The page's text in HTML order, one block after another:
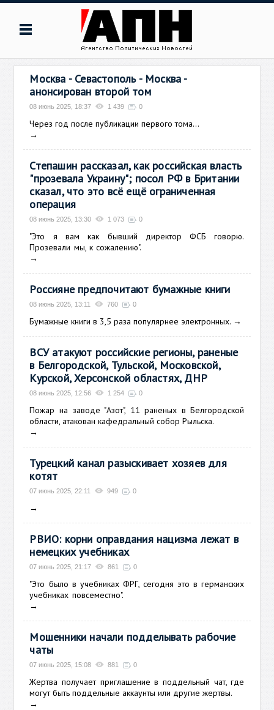
Москва - Севастополь - Москва -
анонсирован второй том
08 июнь 2025, 18:37 1 439 0
Через год после публикации первого тома...
→
Степашин рассказал, как российская власть
"прозевала Украину"; посол РФ в Британии
сказал, что это всё ещё ограниченная
операция
08 июнь 2025, 13:30 1 073 0
"Это я вам как бывший директор ФСБ говорю.
Прозевали мы, к сожалению".
→
Россияне предпочитают бумажные книги
08 июнь 2025, 13:11 760 0
Бумажные книги в 3,5 раза популярнее электронных. →
ВСУ атакуют российские регионы, раненые
в Белгородской, Тульской, Московской,
Курской, Херсонской областях, ДНР
08 июнь 2025, 12:56 1 254 0
Пожар на заводе "Азот", 11 раненых в Белгородской
области, атакован кафедральный собор Рыльска.
→
Турецкий канал разыскивает хозяев для
котят
07 июнь 2025, 22:11 949 0
→
РВИО: корни оправдания нацизма лежат в
немецких учебниках
07 июнь 2025, 21:17 861 0
"Это было в учебниках ФРГ, сегодня это в германских
учебниках повсеместно".
→
Мошенники начали подделывать рабочие
чаты
07 июнь 2025, 15:08 881 0
Жертва получает приглашение в поддельный чат, где
могут быть поддельные аккаунты или другие жертвы.
→